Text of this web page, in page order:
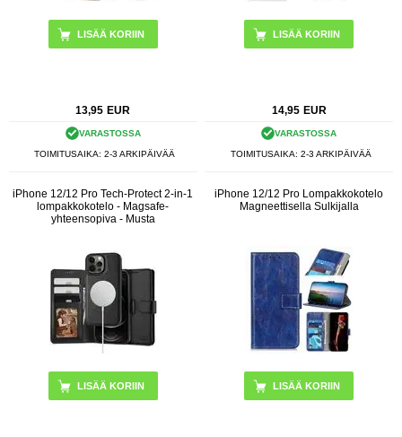
LISÄÄ KORIIN
13,95 EUR
VARASTOSSA
TOIMITUSAIKA: 2-3 ARKIPÄIVÄÄ
LISÄÄ KORIIN
14,95 EUR
VARASTOSSA
TOIMITUSAIKA: 2-3 ARKIPÄIVÄÄ
iPhone 12/12 Pro Tech-Protect 2-in-1
lompakkokotelo - Magsafe-
yhteensopiva - Musta
iPhone 12/12 Pro Lompakkokotelo
Magneettisella Sulkijalla
LISÄÄ KORIIN